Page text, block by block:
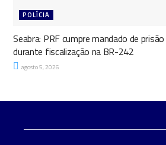
POLÍCIA
Seabra: PRF cumpre mandado de
durante fiscalização na BR-242
agosto 5, 2026